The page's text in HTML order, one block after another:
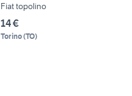
Fiat topolino
14 €
Torino(TO)